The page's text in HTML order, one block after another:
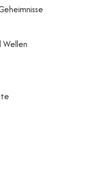
Wellen